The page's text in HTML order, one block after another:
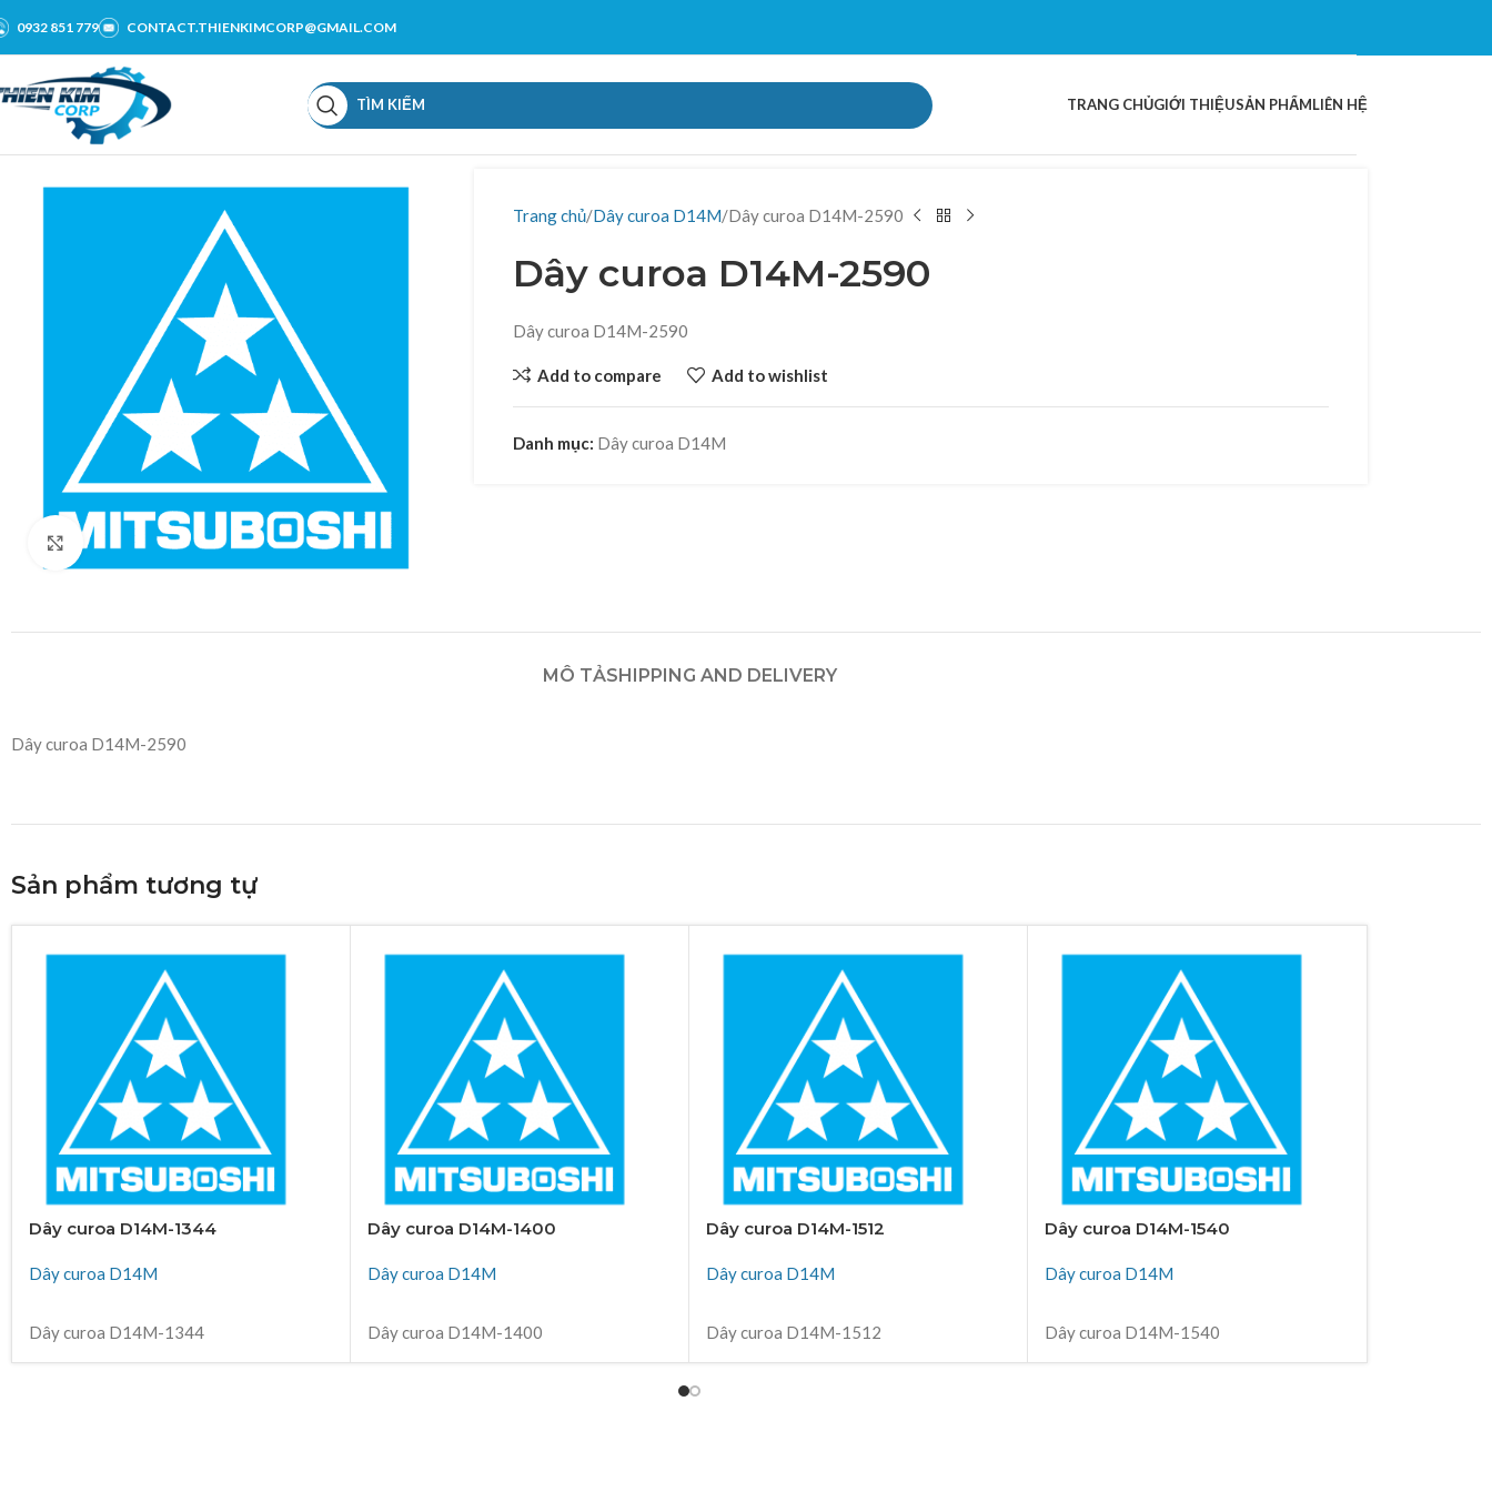
0932 851 779 CONTACT.THIENKIMCORP@GMAIL.COM
TÌM KIẾM TRANG CHỦGIỚI THIỆUSẢN PHẨMLIÊN HỆ
Click to enlarge
Trang chủ Dây curoa D14M Dây curoa D14M-2590
Dây curoa D14M-2590
Dây curoa D14M-2590
Add to compare Add to wishlist
Danh mục: Dây curoa D14M
MÔ TẢSHIPPING AND DELIVERY
Dây curoa D14M-2590
Sản phẩm tương tự
Dây curoa D14M-1344
Dây curoa D14M
Dây curoa D14M-1344
Dây curoa D14M-1400
Dây curoa D14M
Dây curoa D14M-1400
Dây curoa D14M-1512
Dây curoa D14M
Dây curoa D14M-1512
Dây curoa D14M-1540
Dây curoa D14M
Dây curoa D14M-1540